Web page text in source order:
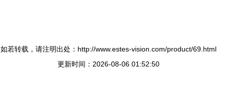
如若转载，请注明出处：http://www.estes-vision.com/product/69.html
更新时间：2026-08-06 01:52:50